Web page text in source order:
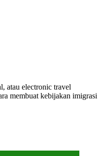
atau electronic travel
membuat kebijakan imigrasi